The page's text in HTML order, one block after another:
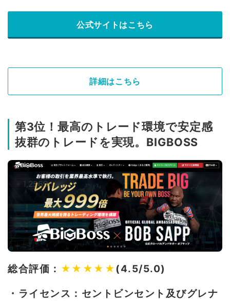
公式サイトはこちら
詳細はこちら
第3位！最高のトレード環境で安定感
抜群のトレードを実現。BIGBOSS
総合評価： ★★★★★(4.5/5.0)
・ライセンス：セントビンセント及びグレナ